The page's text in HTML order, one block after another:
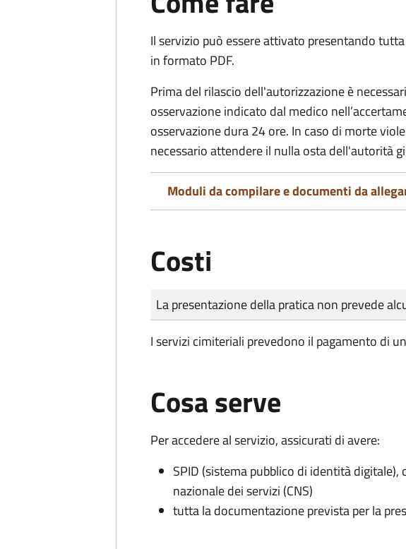
Il servizio può essere attivato presentando
in formato PDF.
Prima del rilascio dell'autorizzazione è
osservazione indicato dal medico
osservazione dura 24 ore. In caso di morte
necessario attendere il nulla osta dell'autorità
Moduli da compilare e documenti da
Costi
Tipo di pagamento
Importo
La presentazione della pratica non prevede
I servizi cimiteriali prevedono il pagamento di
Cosa serve
Per accedere al servizio, assicurati di avere:
SPID (sistema pubblico di identità digitale),
nazionale dei servizi (CNS)
tutta la documentazione prevista per la